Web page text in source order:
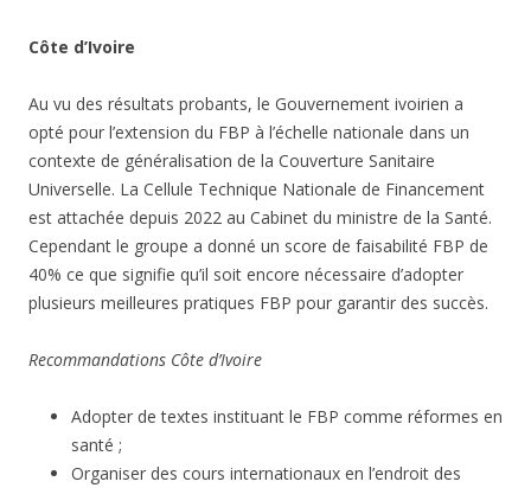
Côte d’Ivoire
Au vu des résultats probants, le Gouvernement ivoirien a
opté pour l’extension du FBP à l’échelle nationale dans un
contexte de généralisation de la Couverture Sanitaire
Universelle. La Cellule Technique Nationale de Financement
est attachée depuis 2022 au Cabinet du ministre de la Santé.
Cependant le groupe a donné un score de faisabilité FBP de
40% ce que signifie qu’il soit encore nécessaire d’adopter
plusieurs meilleures pratiques FBP pour garantir des succès.
Recommandations Côte d’Ivoire
Adopter de textes instituant le FBP comme réformes en
santé ;
Organiser des cours internationaux en l’endroit des